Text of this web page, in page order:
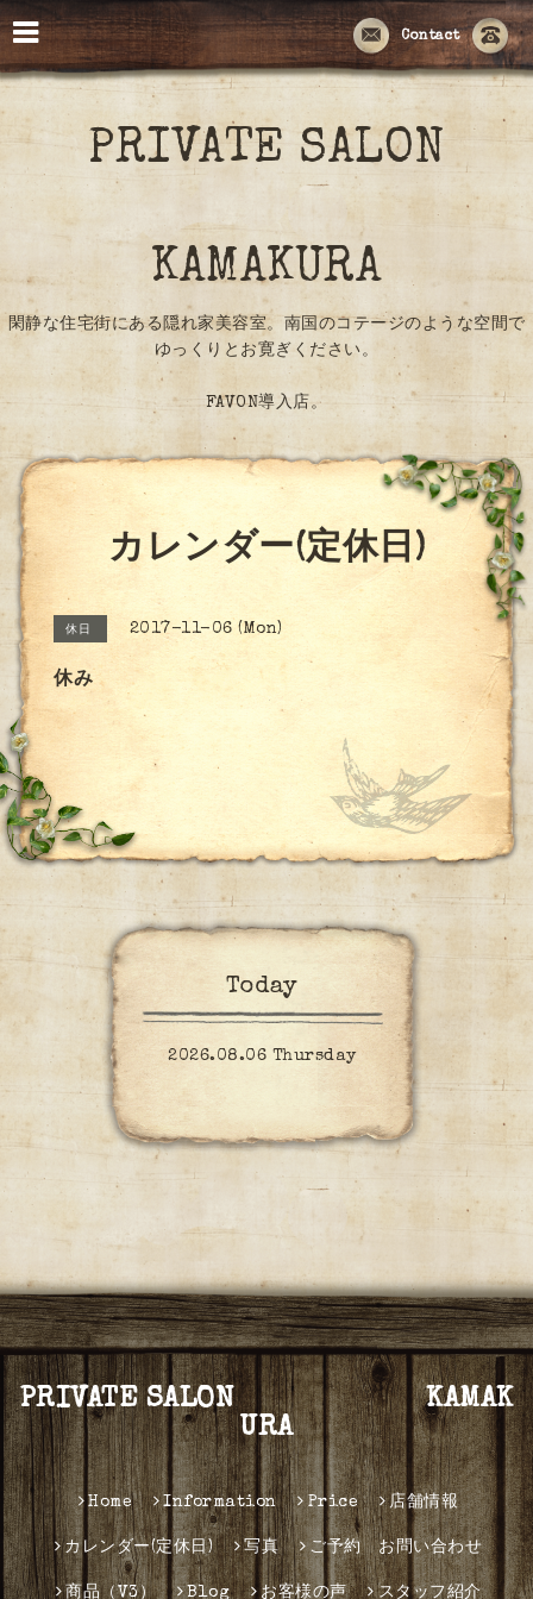
Contact
PRIVATE SALON
KAMAKURA
閑静な住宅街にある隠れ家美容室。南国のコテージのような空間で
ゆっくりとお寛ぎください。
FAVON導入店。
カレンダー(定休日)
休日 2017-11-06 (Mon)
休み
Today
2026.08.06 Thursday
PRIVATE SALON KAMAK
URA
Home Information Price 店舗情報
カレンダー(定休日) 写真 ご予約 お問い合わせ
商品（V3） Blog お客様の声 スタッフ紹介